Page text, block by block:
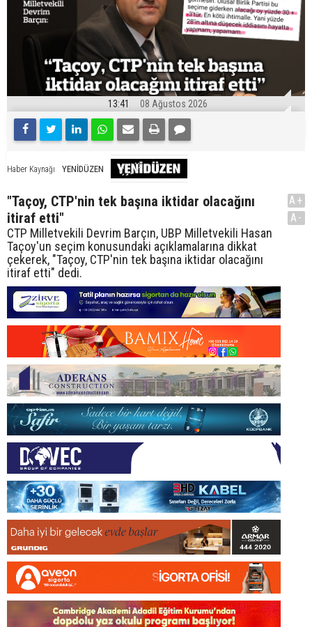
13:41 08 Ağustos 2026
Haber Kaynağı YENİDÜZEN
"Taçoy, CTP'nin tek başına iktidar olacağını
itiraf etti"
CTP Milletvekili Devrim Barçın, UBP Milletvekili Hasan
Taçoy'un seçim konusundaki açıklamalarına dikkat
çekerek, "Taçoy, CTP'nin tek başına iktidar olacağını
itiraf etti" dedi.
A+
A-